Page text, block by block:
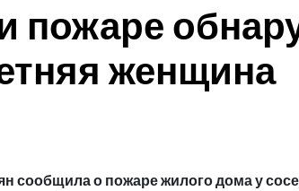
пожаре
женщина
сообщила о пожаре жилого дома у